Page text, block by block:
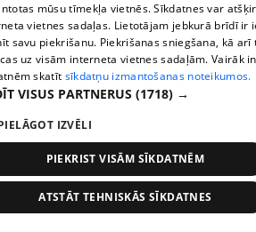
mūsu tīmekļa vietnēs. Sīkdatnes var
vietnes sadaļas. Lietotājam jebkurā brīdī ir
savu piekrišanu. Piekrišanas sniegšana, kā
uz visām interneta vietnes sadaļām. Vairāk
skatīt sīkdatņu izmantošanas noteikumos.
VISUS PARTNERUS (1718) →
IZVĒLI
PIEKRIST VISĀM SĪKDATNĒM
ATSTĀT TEHNISKĀS SĪKDATNES